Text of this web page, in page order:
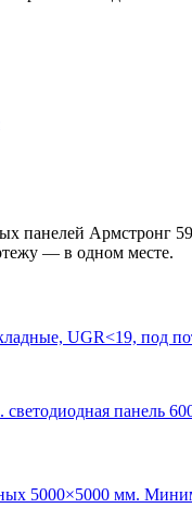
панелей Армстронг
— в одном месте.
UGR<19, под
панель
5000×5000 мм.